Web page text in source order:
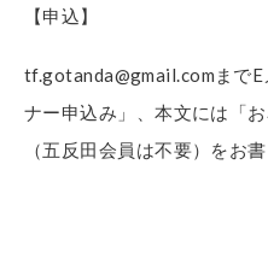
【申込】
tf.gotanda@gmail.comまで
ナー申込み」、本文には「
（五反田会員は不要）をお